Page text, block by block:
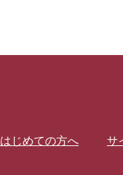
はじめての方へ サ